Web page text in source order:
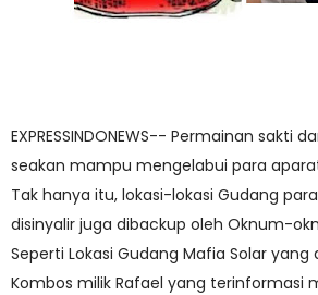
EXPRESSINDONEWS-- Permainan sakti
seakan mampu mengelabui para
Tak hanya itu, lokasi-lokasi Gudang
disinyalir juga dibackup oleh Oknum-
Seperti Lokasi Gudang Mafia Solar yang
Kombos milik Rafael yang terinformasi